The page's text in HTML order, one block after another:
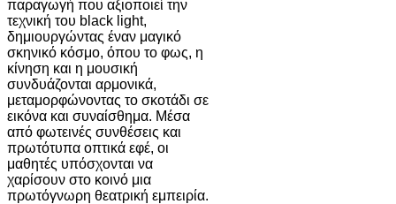
παραγωγή που αξιοποιεί την
τεχνική του black light,
δημιουργώντας έναν μαγικό
σκηνικό κόσμο, όπου το φως, η
κίνηση και η μουσική
συνδυάζονται αρμονικά,
μεταμορφώνοντας το σκοτάδι σε
εικόνα και συναίσθημα. Μέσα
από φωτεινές συνθέσεις και
πρωτότυπα οπτικά εφέ, οι
μαθητές υπόσχονται να
χαρίσουν στο κοινό μια
πρωτόγνωρη θεατρική εμπειρία.